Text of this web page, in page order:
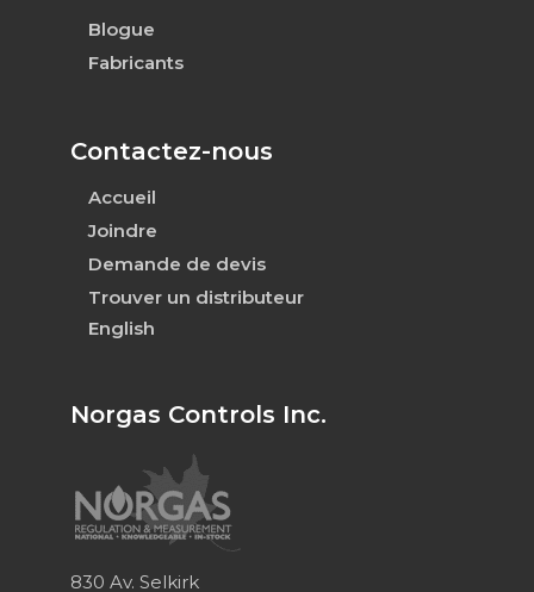
Blogue
Fabricants
Contactez-nous
Accueil
Joindre
Demande de devis
Trouver un distributeur
English
Norgas Controls Inc.
830 Av. Selkirk